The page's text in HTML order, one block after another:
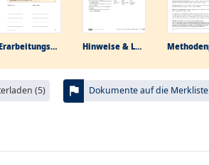
Erarbeitungs­aufgabe Hinweise & Lösungen
(5) flag Dokumente auf die